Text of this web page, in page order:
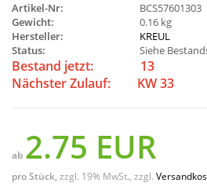
Artikel-Nr:
BCS57601303
Gewicht:
0.16 kg
Hersteller:
KREUL
Status:
Siehe
Bestand jetzt:
13
Nächster Zulauf:
KW 33
ab 2.75 EUR
pro Stück,zzgl. 19% MwSt., zzgl.